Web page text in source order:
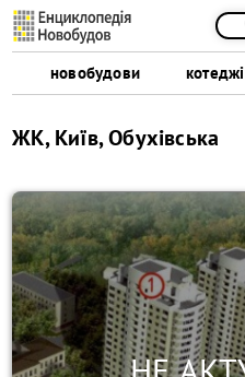
новобудови котеджі
ЖК, Київ, Обухівська